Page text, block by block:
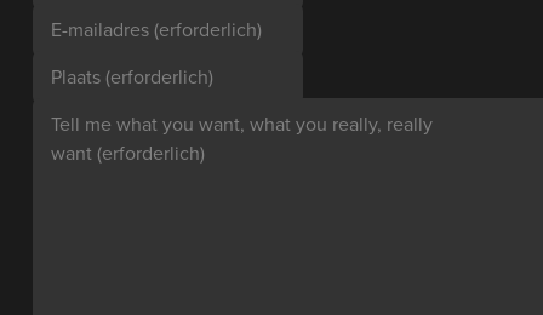
E-mailadres (erforderlich)
Plaats (erforderlich)
Tell me what you want, what you really, really
want (erforderlich)